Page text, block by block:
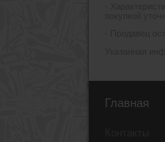
Главная